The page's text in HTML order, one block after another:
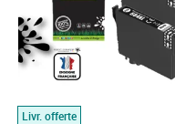
Livr. offerte